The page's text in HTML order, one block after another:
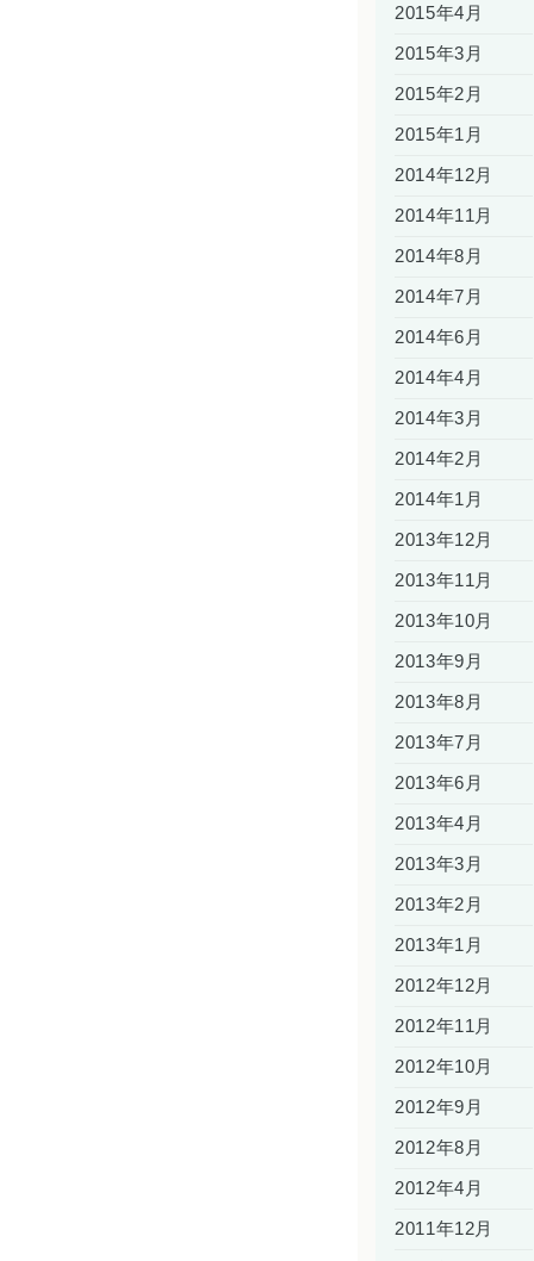
2015年4月
2015年3月
2015年2月
2015年1月
2014年12月
2014年11月
2014年8月
2014年7月
2014年6月
2014年4月
2014年3月
2014年2月
2014年1月
2013年12月
2013年11月
2013年10月
2013年9月
2013年8月
2013年7月
2013年6月
2013年4月
2013年3月
2013年2月
2013年1月
2012年12月
2012年11月
2012年10月
2012年9月
2012年8月
2012年4月
2011年12月